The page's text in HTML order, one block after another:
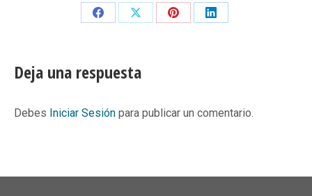
Share
Share
Share
Share
Deja una respuesta
Debes Iniciar Sesión para publicar un comentario.